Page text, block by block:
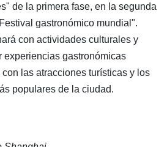
de la primera fase, en la segunda
gastronómico mundial".
con actividades culturales y
experiencias gastronómicas
las atracciones turísticas y los
populares de la ciudad.